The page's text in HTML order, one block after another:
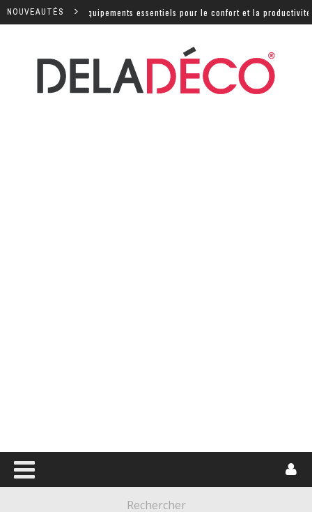
NOUVEAUTÉS
sont les équipements essentiels pour le confort et la productivité ?